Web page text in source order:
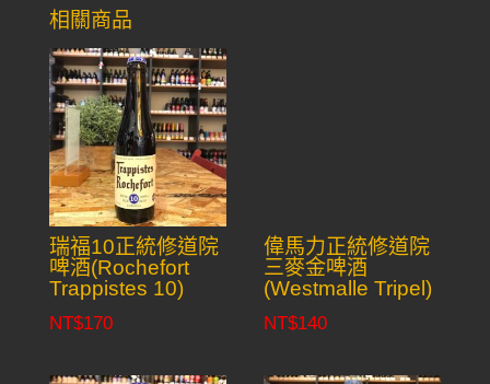
相關商品
瑞福10正統修道院
啤酒(Rochefort
Trappistes 10)
NT$170
偉馬力正統修道院
三麥金啤酒
(Westmalle Tripel)
NT$140